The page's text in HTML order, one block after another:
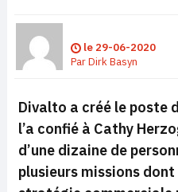
le 29-06-2020
ParDirk Basyn
Divalto a créé le poste
l’a confié à Cathy
d’une dizaine de
plusieurs missions